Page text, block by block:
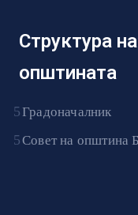
Структура на
општината
Градоначалник
Совет на општина